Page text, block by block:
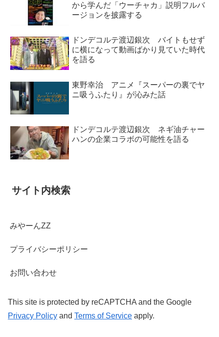
から学んだ「ウーチャカ」説明フルバ
ージョンを披露する
ドンデコルテ渡辺銀次 バイトもせず
に横になって動画ばかり見ていた時代
を語る
東野幸治 アニメ『スーパーの裏でヤ
ニ吸うふたり』が沁みた話
ドンデコルテ渡辺銀次 ネギ油チャー
ハンの企業コラボの可能性を語る
サイト内検索
みやーんZZ
プライバシーポリシー
お問い合わせ
This site is protected by reCAPTCHA and the Google
Privacy Policy and Terms of Service apply.